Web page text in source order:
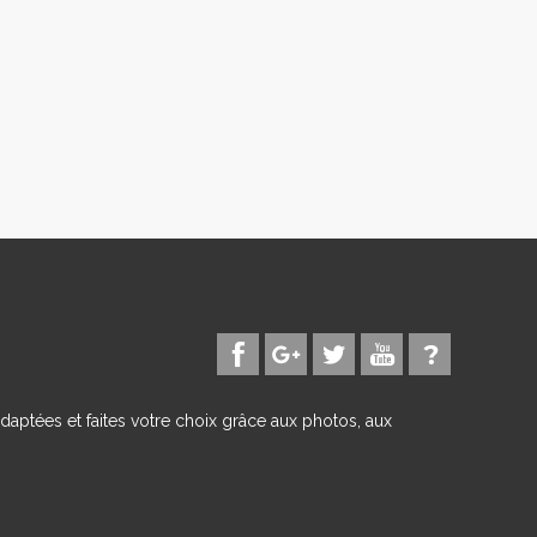
et faites votre choix grâce aux photos, aux